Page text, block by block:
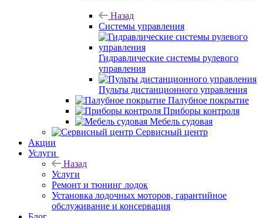
Назад
Системы управления
Гидравлические системы рулевого
управления
Пульты дистанционного управления
Палубное покрытие
Приборы контроля
Мебель судовая
Сервисный центр
Акции
Услуги
Назад
Услуги
Ремонт и тюнинг лодок
Установка лодочных моторов, гарантийное
обслуживание и консервация